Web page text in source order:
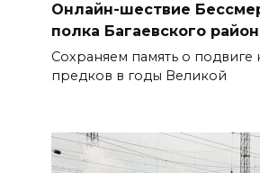
Онлайн-шествие
полка Багаевского
Сохраняем память о подвиге
предков в годы Великой